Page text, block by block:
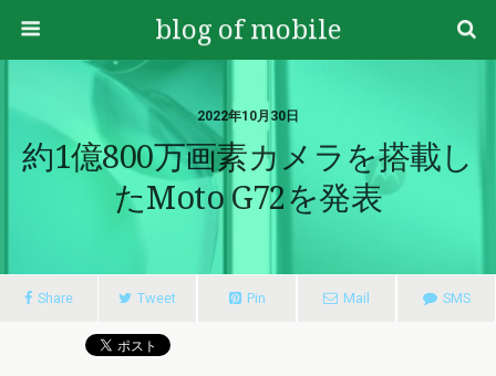
blog of mobile
2022年10月30日
約1億800万画素カメラを搭載し
たmoto G72を発表
Share Tweet Pin Mail SMS